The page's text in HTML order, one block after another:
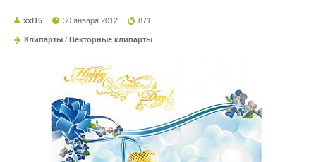
xxl15 30 января 2012 871
Клипарты / Векторные клипарты